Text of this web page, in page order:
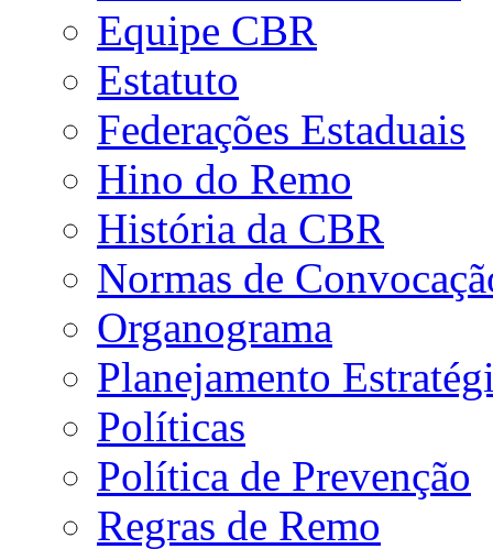
Equipe CBR
Estatuto
Federações Estaduais
Hino do Remo
História da CBR
Normas de
Organograma
Planejamento
Políticas
Política de Prevenção
Regras de Remo